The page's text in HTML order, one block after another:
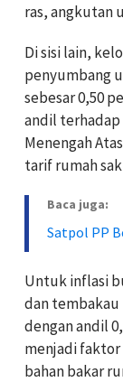
ras, angkutan
Di sisi lain,
penyumbang
sebesar 0,50
andil terhadap
Menengah
tarif rumah
Baca juga:
Satpol PP
Untuk inflasi
dan
dengan andil
menjadi
bahan bakar